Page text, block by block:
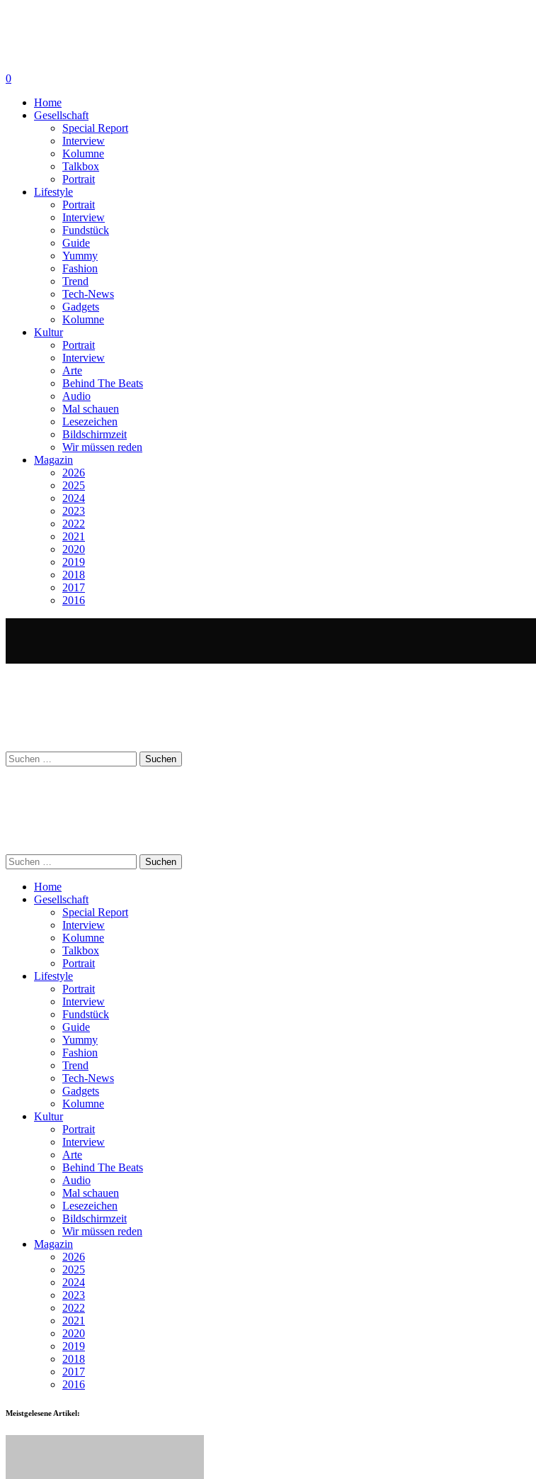
0
Home
Gesellschaft
Special Report
Interview
Kolumne
Talkbox
Portrait
Lifestyle
Portrait
Interview
Fundstück
Guide
Yummy
Fashion
Trend
Tech-News
Gadgets
Kolumne
Kultur
Portrait
Interview
Arte
Behind The Beats
Audio
Mal schauen
Lesezeichen
Bildschirmzeit
Wir müssen reden
Magazin
2026
2025
2024
2023
2022
2021
2020
2019
2018
2017
2016
Suchen
nach:
Suchen
nach:
Home
Gesellschaft
Special Report
Interview
Kolumne
Talkbox
Portrait
Lifestyle
Portrait
Interview
Fundstück
Guide
Yummy
Fashion
Trend
Tech-News
Gadgets
Kolumne
Kultur
Portrait
Interview
Arte
Behind The Beats
Audio
Mal schauen
Lesezeichen
Bildschirmzeit
Wir müssen reden
Magazin
2026
2025
2024
2023
2022
2021
2020
2019
2018
2017
2016
Meistgelesene Artikel: